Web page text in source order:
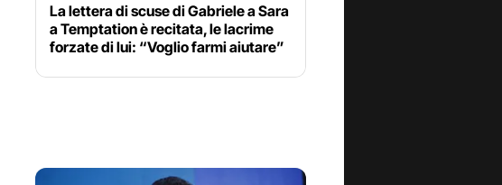
La lettera di scuse di Gabriele a Sara
a Temptation è recitata, le lacrime
forzate di lui: “Voglio farmi aiutare”